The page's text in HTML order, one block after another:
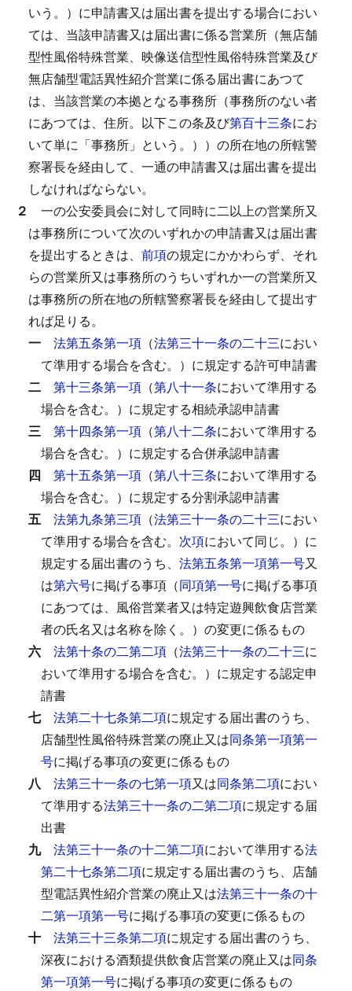
いう。）に申請書又は届出書を提出する場合におい
ては、当該申請書又は届出書に係る営業所（無店舗
型性風俗特殊営業、映像送信型性風俗特殊営業及び
無店舗型電話異性紹介営業に係る届出書にあつて
は、当該営業の本拠となる事務所（事務所のない者
にあつては、住所。以下この条及び第百十三条にお
いて単に「事務所」という。））の所在地の所轄警
察署長を経由して、一通の申請書又は届出書を提出
しなければならない。
２ 一の公安委員会に対して同時に二以上の営業所又
は事務所について次のいずれかの申請書又は届出書
を提出するときは、 前項の規定にかかわらず、それ
らの営業所又は事務所のうちいずれか一の営業所又
は事務所の所在地の所轄警察署長を経由して提出す
れば足りる。
一 法第五条第一項 （法第三十一条の二十三におい
て準用する場合を含む。）に規定する許可申請書
二 第十三条第一項 （第八十一条において準用する
場合を含む。）に規定する相続承認申請書
三 第十四条第一項 （第八十二条において準用する
場合を含む。）に規定する合併承認申請書
四 第十五条第一項 （第八十三条において準用する
場合を含む。）に規定する分割承認申請書
五 法第九条第三項 （法第三十一条の二十三におい
て準用する場合を含む。 次項において同じ。）に
規定する届出書のうち、 法第五条第一項第一号又
は第六号に掲げる事項（同項第一号に掲げる事項
にあつては、風俗営業者又は特定遊興飲食店営業
者の氏名又は名称を除く。）の変更に係るもの
六 法第十条の二第二項 （法第三十一条の二十三に
おいて準用する場合を含む。）に規定する認定申
請書
七 法第二十七条第二項に規定する届出書のうち、
店舗型性風俗特殊営業の廃止又は同条第一項第一
号に掲げる事項の変更に係るもの
八 法第三十一条の七第一項又は同条第二項におい
て準用する法第三十一条の二第二項に規定する届
出書
九 法第三十一条の十二第二項において準用する法
第二十七条第二項に規定する届出書のうち、店舗
型電話異性紹介営業の廃止又は法第三十一条の十
二第一項第一号に掲げる事項の変更に係るもの
十 法第三十三条第二項に規定する届出書のうち、
深夜における酒類提供飲食店営業の廃止又は同条
第一項第一号に掲げる事項の変更に係るもの